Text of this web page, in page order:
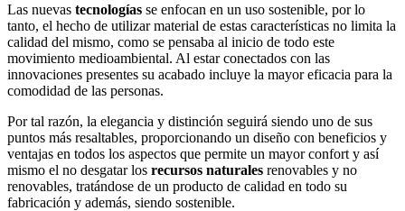
Las nuevas tecnologías se enfocan en un uso sostenible, por lo
tanto, el hecho de utilizar material de estas características no limita la
calidad del mismo, como se pensaba al inicio de todo este
movimiento medioambiental. Al estar conectados con las
innovaciones presentes su acabado incluye la mayor eficacia para la
comodidad de las personas.
Por tal razón, la elegancia y distinción seguirá siendo uno de sus
puntos más resaltables, proporcionando un diseño con beneficios y
ventajas en todos los aspectos que permite un mayor confort y así
mismo el no desgatar los recursos naturales renovables y no
renovables, tratándose de un producto de calidad en todo su
fabricación y además, siendo sostenible.